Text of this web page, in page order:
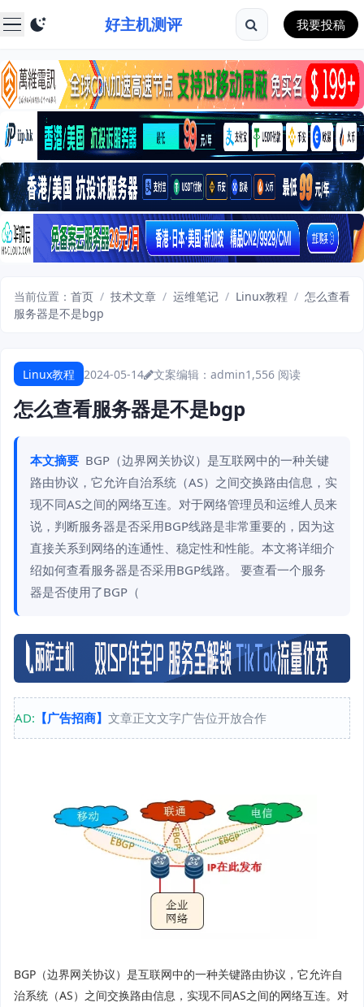
好主机测评 我要投稿
当前位置： 首页 / 技术文章 / 运维笔记 / Linux教程 / 怎么查看
服务器是不是bgp
Linux教程 2024-05-14 文案编辑：admin1,556 阅读
怎么查看服务器是不是bgp
本文摘要 BGP（边界网关协议）是互联网中的一种关键
路由协议，它允许自治系统（AS）之间交换路由信息，实
现不同AS之间的网络互连。对于网络管理员和运维人员来
说，判断服务器是否采用BGP线路是非常重要的，因为这
直接关系到网络的连通性、稳定性和性能。本文将详细介
绍如何查看服务器是否采用BGP线路。 要查看一个服务
器是否使用了BGP（
AD: 【广告招商】 文章正文文字广告位开放合作
BGP（边界网关协议）是互联网中的一种关键路由协议，它允许自
治系统（AS）之间交换路由信息，实现不同AS之间的网络互连。对